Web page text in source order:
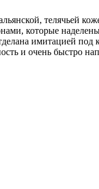
телячьей
которые
имитацией под
и очень быстро